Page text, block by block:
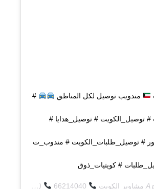
مندويب توصيل لكل المناطق #
# توصيل_الكويت # توصيل_هدايا #
# توصيل_طلبات_الكويت # مندوب_ت
# كويتيات_ذوق
A مشاوير الكويت (@q8deliverycom) on